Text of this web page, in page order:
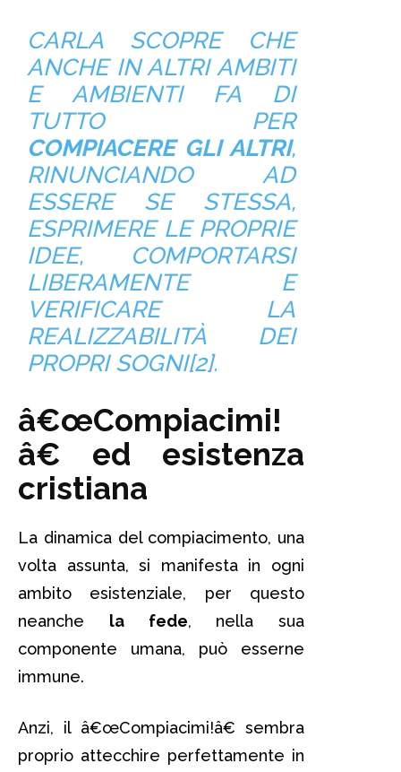
CARLA SCOPRE CHE
ANCHE IN ALTRI AMBITI
E AMBIENTI FA DI
TUTTO PER
COMPIACERE GLI ALTRI,
RINUNCIANDO AD
ESSERE SE STESSA,
ESPRIMERE LE PROPRIE
IDEE, COMPORTARSI
LIBERAMENTE E
VERIFICARE LA
REALIZZABILITÀ DEI
PROPRI SOGNI[2].
â€œCompiacimi!
â€ ed esistenza
cristiana
La dinamica del compiacimento, una
volta assunta, si manifesta in ogni
ambito esistenziale, per questo
neanche la fede, nella sua
componente umana, può esserne
immune.
Anzi, il â€œCompiacimi!â€ sembra
proprio attecchire perfettamente in